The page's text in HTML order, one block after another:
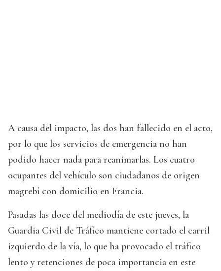
A causa del impacto, las dos han fallecido en el acto,
por lo que los servicios de emergencia no han
podido hacer nada para reanimarlas. Los cuatro
ocupantes del vehículo son ciudadanos de origen
magrebí con domicilio en Francia.
Pasadas las doce del mediodía de este jueves, la
Guardia Civil de Tráfico mantiene cortado el carril
izquierdo de la vía, lo que ha provocado el tráfico
lento y retenciones de poca importancia en este